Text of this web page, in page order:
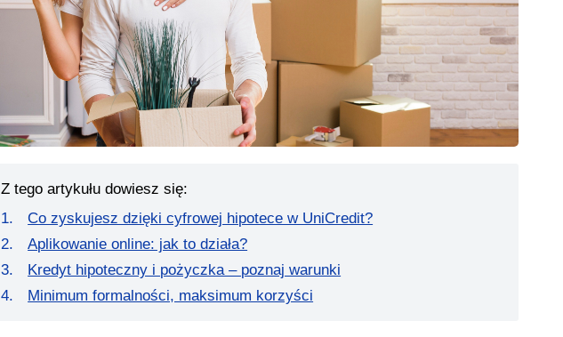
Z tego artykułu dowiesz się:
Co zyskujesz dzięki cyfrowej hipotece w UniCredit?
Aplikowanie online: jak to działa?
Kredyt hipoteczny i pożyczka – poznaj warunki
Minimum formalności, maksimum korzyści